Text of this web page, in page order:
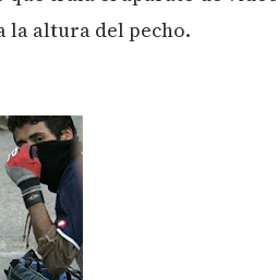
la altura del pecho.